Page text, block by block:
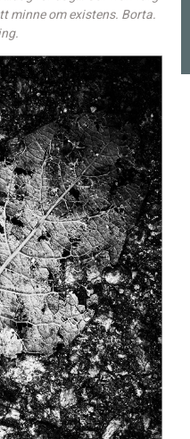
minne om existens. Borta.